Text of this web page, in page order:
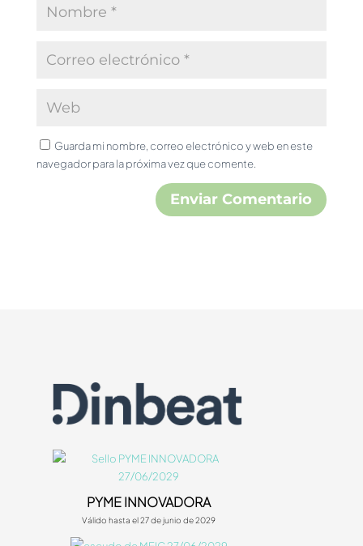
Guarda mi nombre, correo electrónico y web en este
navegador para la próxima vez que comente.
PYME INNOVADORA
Válido hasta el 27 de junio de 2029